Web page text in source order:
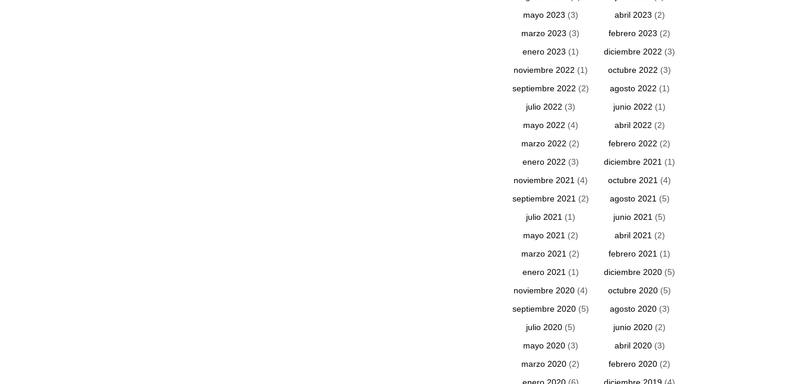
mayo 2023 (3) abril 2023 (2)
marzo 2023 (3) febrero 2023 (2)
enero 2023 (1) diciembre 2022 (3)
noviembre 2022 (1) octubre 2022 (3)
septiembre 2022 (2) agosto 2022 (1)
julio 2022 (3) junio 2022 (1)
mayo 2022 (4) abril 2022 (2)
marzo 2022 (2) febrero 2022 (2)
enero 2022 (3) diciembre 2021 (1)
noviembre 2021 (4) octubre 2021 (4)
septiembre 2021 (2) agosto 2021 (5)
julio 2021 (1) junio 2021 (5)
mayo 2021 (2) abril 2021 (2)
marzo 2021 (2) febrero 2021 (1)
enero 2021 (1) diciembre 2020 (5)
noviembre 2020(4) octubre 2020 (5)
septiembre 2020(5) agosto 2020(3)
julio 2020(5) junio 2020 (2)
mayo 2020(3) abril 2020(3)
marzo 2020 (2) febrero 2020 (2)